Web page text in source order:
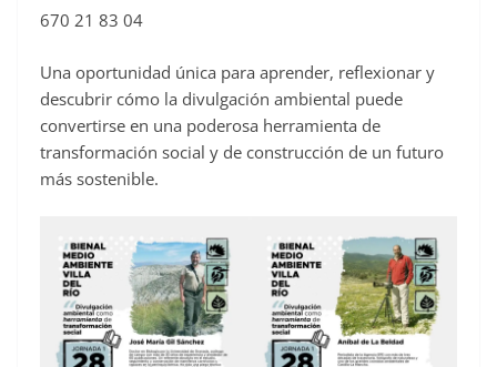
670 21 83 04
Una oportunidad única para aprender, reflexionar y
descubrir cómo la divulgación ambiental puede
convertirse en una poderosa herramienta de
transformación social y de construcción de un futuro
más sostenible.